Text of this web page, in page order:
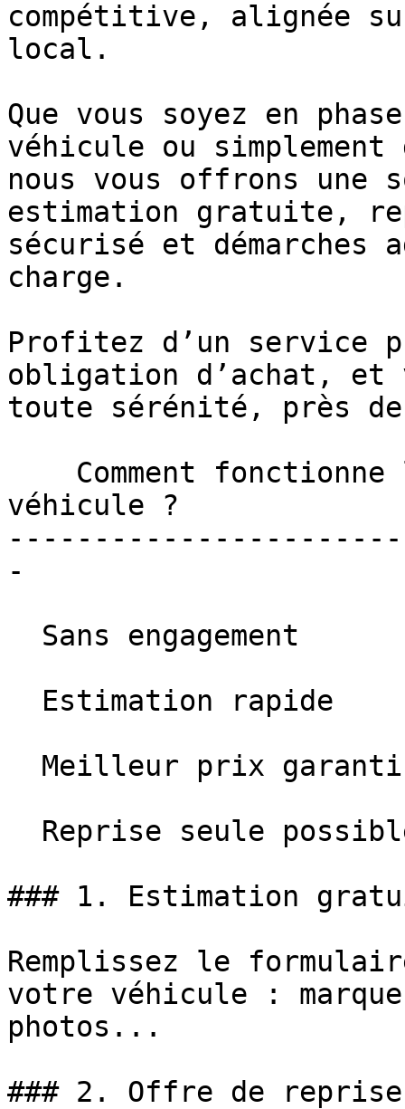
compétitive, alignée
local.
Que vous soyez en
véhicule ou simplement
nous vous offrons une
estimation gratuite,
sécurisé et démarches
charge.
Profitez d’un service
obligation d’achat, et
toute sérénité, près
véhicule ?
-
### 1. Estimation
Remplissez le
votre véhicule :
photos...
### 2. Offre de reprise